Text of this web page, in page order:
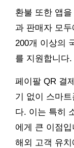
환불 또한 앱
과 판매자 모
200개 이상의
를 지원합니다.
페이팔 QR 결
기 없이 스마
다. 이는 특히
에게 큰 이점
해외 고객 유